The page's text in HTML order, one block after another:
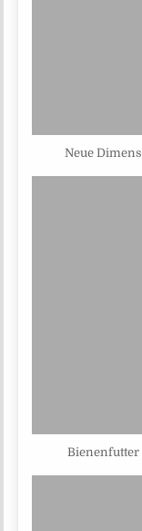
Neue
Bienenfutter